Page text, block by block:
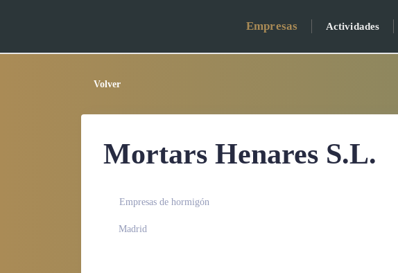
Empresas Actividades
Volver
Mortars Henares S.L.
Empresas de hormigón
Madrid